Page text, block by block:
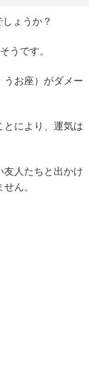
ょうか？
うです。
うお座）がダメー
とにより、運気は
友人たちと出かけ
ん。